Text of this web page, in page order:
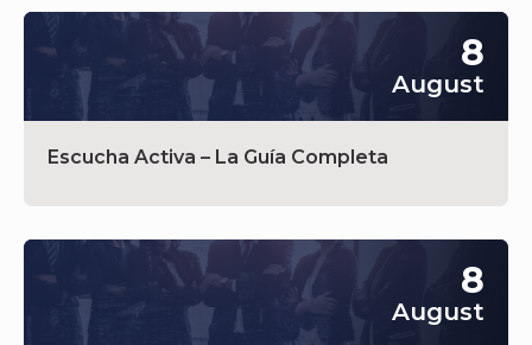
8
August
Escucha Activa – La Guía Completa
8
August